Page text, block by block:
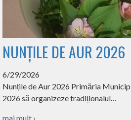
NUNȚILE DE AUR 2026
6/29/2026
Nunțile de Aur 2026 Primăria
2026 să organizeze tradiționalul…
mai mult ›